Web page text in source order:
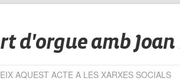
d'orgue amb
AQUEST ACTE A LES XARXES SOCIALS